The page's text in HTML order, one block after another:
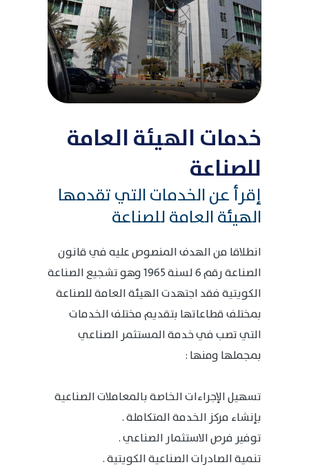
خدمات الهيئة العامة
للصناعة
إقرأ عن الخدمات التي تقدمها
الهيئة العامة للصناعة
انطلاقا من الهدف المنصوص عليه في قانون
الصناعة رقم 6 لسنة 1965 وهو تشجيع الصناعة
الكويتية فقد اجتهدت الهيئة العامة للصناعة
بمختلف قطاعاتها بتقديم مختلف الخدمات
التي تصب في خدمة المستثمر الصناعي
بمجملها ومنها :
تسهيل الإجراءات الخاصة بالمعاملات الصناعية
بإنشاء مركز الخدمة المتكاملة .
توفير فرص الاستثمار الصناعي .
تنمية الصادرات الصناعية الكويتية .